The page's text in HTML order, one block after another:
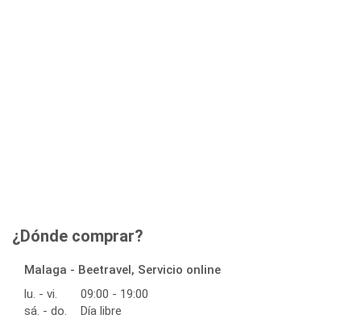
¿Dónde comprar?
Malaga - Beetravel, Servicio online
lu. - vi.
09:00 - 19:00
sá. - do.
Día libre